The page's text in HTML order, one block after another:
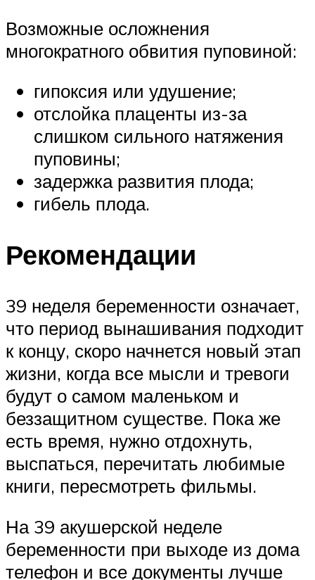
Возможные осложнения
многократного обвития пуповиной:
гипоксия или удушение;
отслойка плаценты из-за
слишком сильного натяжения
пуповины;
задержка развития плода;
гибель плода.
Рекомендации
39 неделя беременности означает,
что период вынашивания подходит
к концу, скоро начнется новый этап
жизни, когда все мысли и тревоги
будут о самом маленьком и
беззащитном существе. Пока же
есть время, нужно отдохнуть,
выспаться, перечитать любимые
книги, пересмотреть фильмы.
На 39 акушерской неделе
беременности при выходе из дома
телефон и все документы лучше